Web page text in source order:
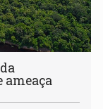
ameaça